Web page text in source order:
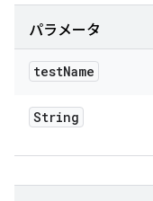
パラメータ
testName
String